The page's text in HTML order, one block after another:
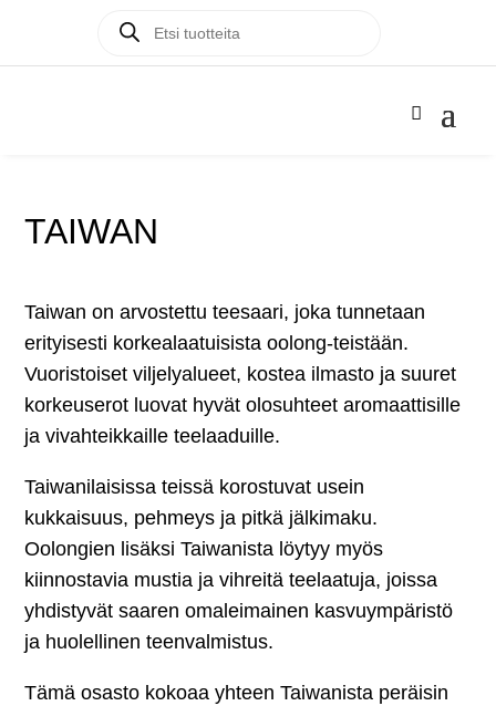
Products
search
Products
search
TAIWAN
Taiwan on arvostettu teesaari, joka tunnetaan
erityisesti korkealaatuisista oolong-teistään.
Vuoristoiset viljelyalueet, kostea ilmasto ja suuret
korkeuserot luovat hyvät olosuhteet aromaattisille
ja vivahteikkaille teelaaduille.
Taiwanilaisissa teissä korostuvat usein
kukkaisuus, pehmeys ja pitkä jälkimaku.
Oolongien lisäksi Taiwanista löytyy myös
kiinnostavia mustia ja vihreitä teelaatuja, joissa
yhdistyvät saaren omaleimainen kasvuympäristö
ja huolellinen teenvalmistus.
Tämä osasto kokoaa yhteen Taiwanista peräisin